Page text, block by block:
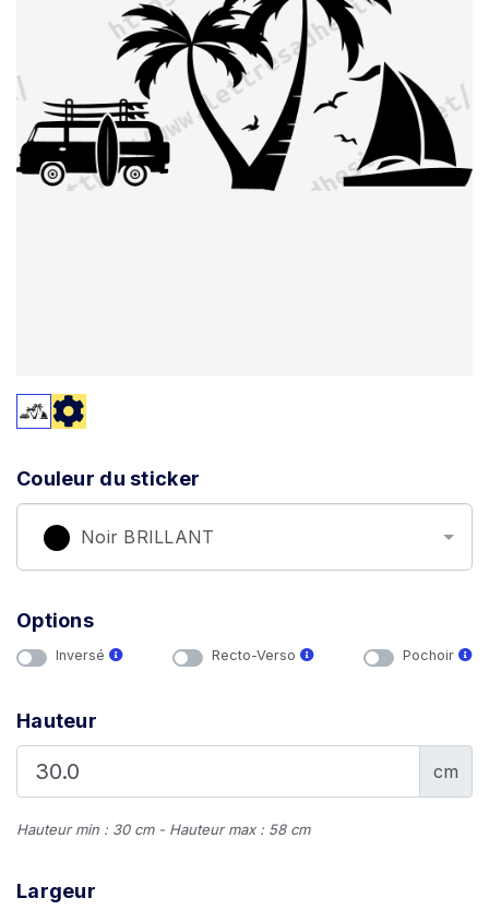
Couleur du sticker
Noir BRILLANT
Options
Inversé Recto-Verso Pochoir
Hauteur
cm
Hauteur min : 30 cm - Hauteur max : 58 cm
Largeur